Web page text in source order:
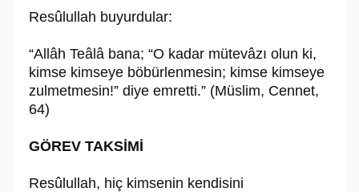
Resûlullah buyurdular:
“Allâh Teâlâ bana; “O kadar mütevâzı olun ki,
kimse kimseye böbürlenmesin; kimse kimseye
zulmetmesin!” diye emretti.” (Müslim, Cennet,
64)
GÖREV TAKSİMİ
Resûlullah, hiç kimsenin kendisini